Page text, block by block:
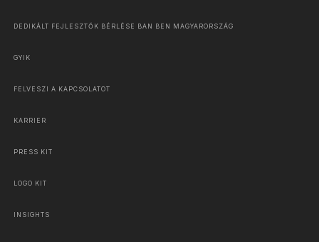
DEDIKÁLT FEJLESZTŐK BÉRLÉSE BAN BEN MAGYARORSZÁG
GYIK
FELVESZI A KAPCSOLATOT
KARRIER
PRESS KIT
LOGO KIT
INSIGHTS